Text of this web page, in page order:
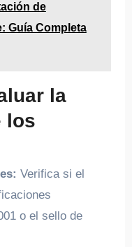
de
Guía Completa
la
los
Verifica si el
o el sello de